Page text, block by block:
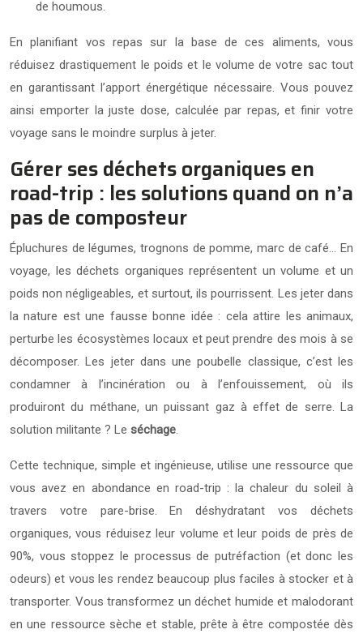
de houmous.
En planifiant vos repas sur la base de ces aliments, vous
réduisez drastiquement le poids et le volume de votre sac tout
en garantissant l’apport énergétique nécessaire. Vous pouvez
ainsi emporter la juste dose, calculée par repas, et finir votre
voyage sans le moindre surplus à jeter.
Gérer ses déchets organiques en
road-trip : les solutions quand on n’a
pas de composteur
Épluchures de légumes, trognons de pomme, marc de café… En
voyage, les déchets organiques représentent un volume et un
poids non négligeables, et surtout, ils pourrissent. Les jeter dans
la nature est une fausse bonne idée : cela attire les animaux,
perturbe les écosystèmes locaux et peut prendre des mois à se
décomposer. Les jeter dans une poubelle classique, c’est les
condamner à l’incinération ou à l’enfouissement, où ils
produiront du méthane, un puissant gaz à effet de serre. La
solution militante ? Le séchage.
Cette technique, simple et ingénieuse, utilise une ressource que
vous avez en abondance en road-trip : la chaleur du soleil à
travers votre pare-brise. En déshydratant vos déchets
organiques, vous réduisez leur volume et leur poids de près de
90%, vous stoppez le processus de putréfaction (et donc les
odeurs) et vous les rendez beaucoup plus faciles à stocker et à
transporter. Vous transformez un déchet humide et malodorant
en une ressource sèche et stable, prête à être compostée dès